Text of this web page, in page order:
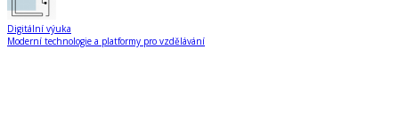
Digitální výuka
Moderní technologie a platformy pro vzdělávání